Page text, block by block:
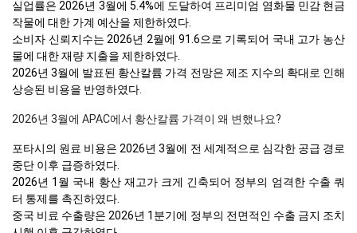
실업률은 2026년 3월에 5.4%에 도달하여 프리미엄 염화물 민감 현금
작물에 대한 가계 예산을 제한하였다.
소비자 신뢰지수는 2026년 2월에 91.6으로 기록되어 국내 고가 농산
물에 대한 재량 지출을 제한하였다.
2026년 3월에 발표된 황산칼륨 가격 전망은 제조 지수의 확대로 인해
상승된 비용을 반영하였다.
2026년 3월에 APAC에서 황산칼륨 가격이 왜 변했나요?
포타시의 원료 비용은 2026년 3월에 전 세계적으로 심각한 공급 경로
중단 이후 급증하였다.
2026년 1월 국내 황산 재고가 크게 긴축되어 정부의 엄격한 수출 쿼
터 통제를 촉진하였다.
중국 비료 수출량은 2026년 1분기에 정부의 전면적인 수출 금지 조치